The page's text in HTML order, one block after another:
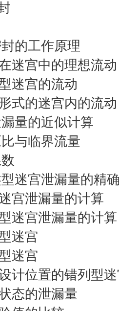
的工作原理
迷宫中的理想流动
迷宫的流动
式的迷宫内的流动
量的近似计算
与临界流量
迷宫泄漏量的精
宫泄漏量的计算
迷宫泄漏量的计算
迷宫
迷宫
计位置的错列型
态的泄漏量